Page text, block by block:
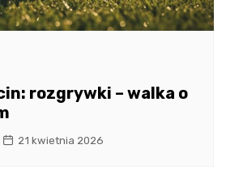
rozgrywki – walka o
21 kwietnia 2026